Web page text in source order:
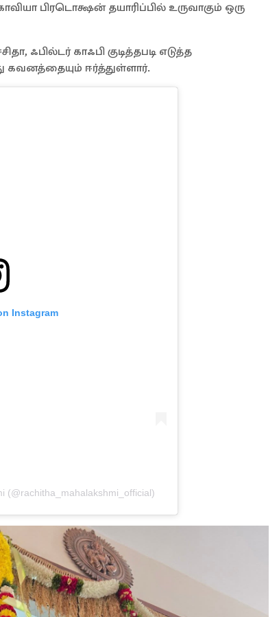
பிரடொக்ஷன் தயாரிப்பில் உருவாகும் ஒரு
ஃபில்டர் காஃபி குடித்தபடி எடுத்த
கவனத்தையும் ஈர்த்துள்ளார்.
Instagram
(@rachitha_mahalakshmi_official)